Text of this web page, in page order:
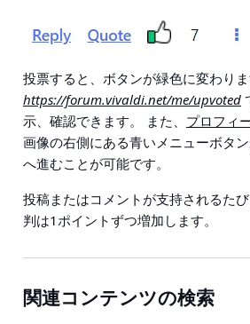
投票すると、ボタンが緑色に変わりま
https://forum.vivaldi.net/me/upvoted
示、確認できます。 また、 プロフィ
画像の右側にある青いメニューボタ
へ進むことが可能です。
投稿またはコメントが支持されるた
判は1ポイントずつ増加します。
関連コンテンツの検索